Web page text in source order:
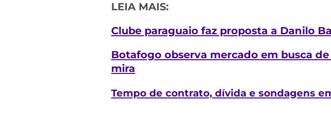
LEIA MAIS:
Clube paraguaio faz proposta a Danilo
Botafogo observa mercado em busca
mira
Tempo de contrato, dívida e sondagens